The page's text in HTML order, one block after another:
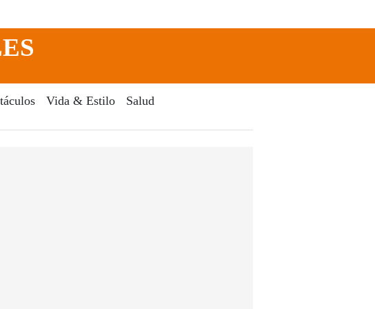
Search
Vida & Estilo Salud